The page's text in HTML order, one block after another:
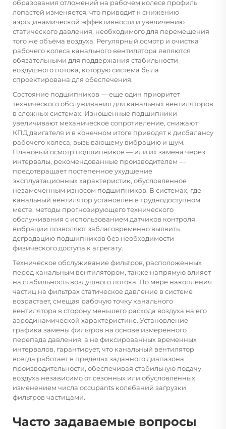
образования отложений на рабочем колесе профиль
лопастей изменяется, что приводит к снижению
аэродинамической эффективности и увеличению
статического давления, необходимого для перемещения
того же объёма воздуха. Регулярный осмотр и очистка
рабочего колеса канального вентилятора являются
обязательными для поддержания стабильности
воздушного потока, которую система была
спроектирована для обеспечения.
Состояние подшипников — еще один приоритет
технического обслуживания для канальных вентиляторов
в сложных системах. Изношенные подшипники
увеличивают механическое сопротивление, снижают
КПД двигателя и в конечном итоге приводят к дисбалансу
рабочего колеса, вызывающему вибрацию и шум.
Плановый осмотр подшипников — или их замена через
интервалы, рекомендованные производителем —
предотвращает постепенное ухудшение
эксплуатационных характеристик, обусловленное
незамеченным износом подшипников. В системах, где
канальный вентилятор установлен в труднодоступном
месте, методы прогнозирующего технического
обслуживания с использованием датчиков контроля
вибрации позволяют заблаговременно выявить
деградацию подшипников без необходимости
физического доступа к агрегату.
Техническое обслуживание фильтров, расположенных
перед канальным вентилятором, также напрямую влияет
на стабильность воздушного потока. По мере накопления
частиц на фильтрах статическое давление в системе
возрастает, смещая рабочую точку канального
вентилятора в сторону меньшего расхода воздуха на его
аэродинамической характеристике. Установление
графика замены фильтров на основе измеренного
перепада давления, а не фиксированных временных
интервалов, гарантирует, что канальный вентилятор
всегда работает в пределах заданного диапазона
производительности, обеспечивая стабильную подачу
воздуха независимо от сезонных или обусловленных
изменением числа occupants колебаний загрузки
фильтров частицами.
Часто задаваемые вопросы